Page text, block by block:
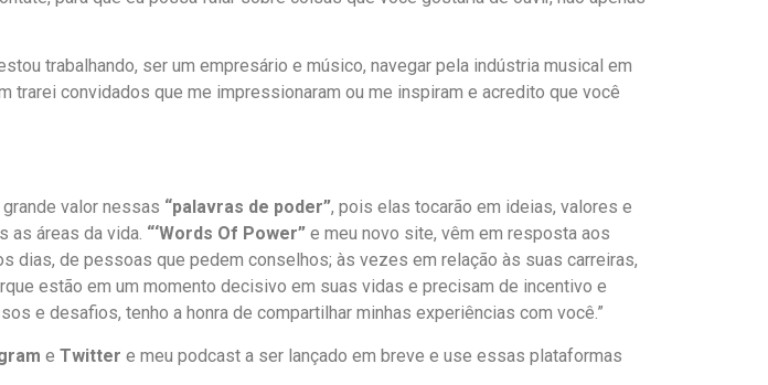
trabalhando, ser um empresário e músico, navegar pela indústria musical em
trarei convidados que me impressionaram ou me inspiram e acredito que você
valor nessas “palavras de poder”, pois elas tocarão em ideias, valores e
as áreas da vida. “‘Words Of Power” e meu novo site, vêm em resposta aos
de pessoas que pedem conselhos; às vezes em relação às suas carreiras,
estão em um momento decisivo em suas vidas e precisam de incentivo e
e desafios, tenho a honra de compartilhar minhas experiências com você.”
e Twitter e meu podcast a ser lançado em breve e use essas plataformas